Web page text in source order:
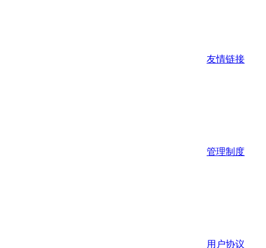
友情链接
管理制度
用户协议